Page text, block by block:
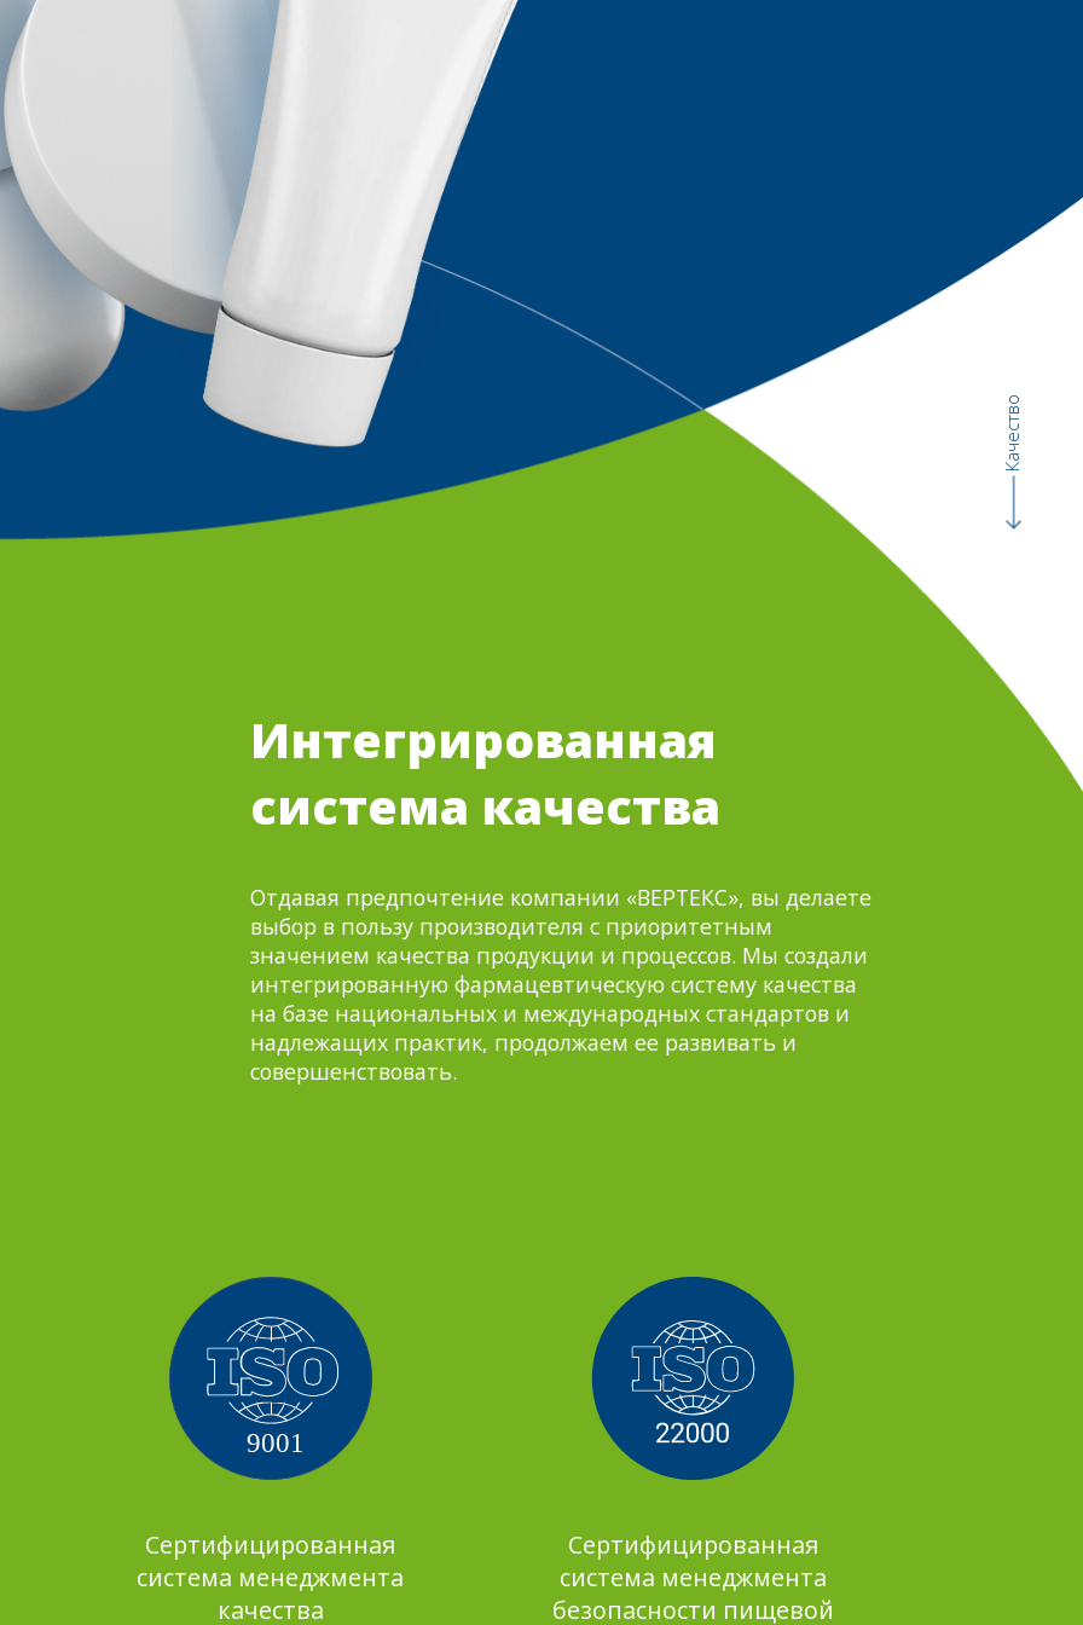
Качество
Интегрированная
система качества
Отдавая предпочтение компании «ВЕРТЕКС», вы делаете
выбор в пользу производителя с приоритетным
значением качества продукции и процессов. Мы создали
интегрированную фармацевтическую систему качества
на базе национальных и международных стандартов и
надлежащих практик, продолжаем ее развивать и
совершенствовать.
Сертифицированная
система менеджмента
качества
Сертифицированная
система менеджмента
безопасности пищевой